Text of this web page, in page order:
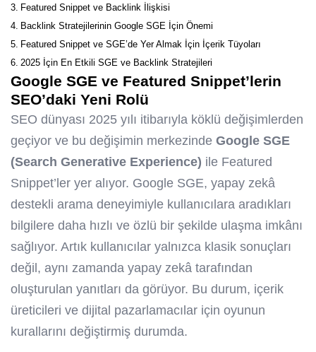
Featured Snippet ve Backlink İlişkisi
Backlink Stratejilerinin Google SGE İçin Önemi
Featured Snippet ve SGE’de Yer Almak İçin İçerik Tüyoları
2025 İçin En Etkili SGE ve Backlink Stratejileri
Google SGE ve Featured Snippet’lerin
SEO’daki Yeni Rolü
SEO dünyası 2025 yılı itibarıyla köklü değişimlerden
geçiyor ve bu değişimin merkezinde Google SGE
(Search Generative Experience) ile Featured
Snippet’ler yer alıyor. Google SGE, yapay zekâ
destekli arama deneyimiyle kullanıcılara aradıkları
bilgilere daha hızlı ve özlü bir şekilde ulaşma imkânı
sağlıyor. Artık kullanıcılar yalnızca klasik sonuçları
değil, aynı zamanda yapay zekâ tarafından
oluşturulan yanıtları da görüyor. Bu durum, içerik
üreticileri ve dijital pazarlamacılar için oyunun
kurallarını değiştirmiş durumda.